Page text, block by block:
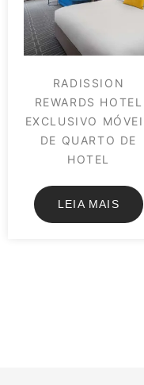
RADISSION
REWARDS HOTEL
EXCLUSIVO
DE QUARTO DE
HOTEL
LEIA MAIS